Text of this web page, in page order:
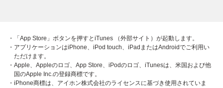
・「App Store」ボタンを押すとiTunes （外部サイト）が起動します。
・アプリケーションはiPhone、iPod touch、iPadまたはAndroidでご利用い
ただけます。
・Apple、Appleのロゴ、App Store、iPodのロゴ、iTunesは、米国および他
国のApple Inc.の登録商標です。
・iPhone商標は、アイホン株式会社のライセンスに基づき使用されていま